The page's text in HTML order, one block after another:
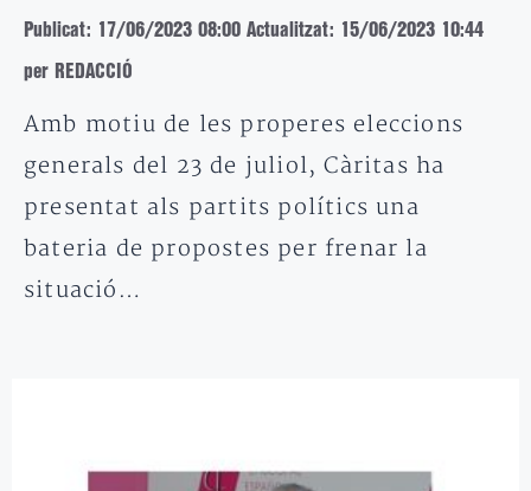
Publicat: 17/06/2023 08:00 Actualitzat: 15/06/2023 10:44
per REDACCIÓ
Amb motiu de les properes eleccions
generals del 23 de juliol, Càritas ha
presentat als partits polítics una
bateria de propostes per frenar la
situació…